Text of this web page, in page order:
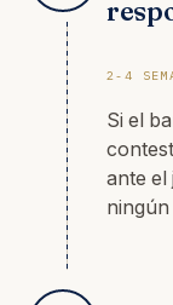
2-4
Si el
ante el